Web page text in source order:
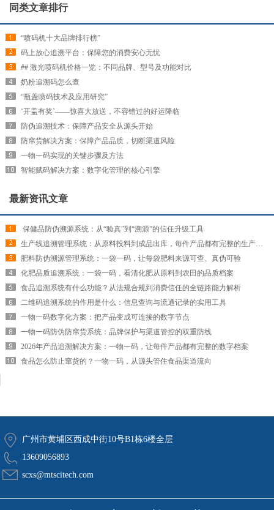
同类文章排行
“喷码机十大品牌排行榜”
码上放心追溯平台：保障您的消费安心无忧
## 激光喷码机价格一览：不同品牌、型号及功能对比
奶粉追溯码怎么查
“瓶盖喷码技术及应用研究”
‘开盖有奖’——惊喜大放送，不容错过的好运降临
防伪追溯技术：保障产品安全从源头开始
防窜货解决方案：保障产品品质，切断渠道风险
一物一码实现的关键步骤及方法
智能赋码解决方案：数字化管理的核心引擎
最新资讯文章
​ 保健品防伪溯源系统：从“验真”到“溯源”的信任升级工具
生产线追溯管理系统：从原料投料到成品出库，每件产品都有完整的生产履历
肥料防伪溯源管理系统：一袋一码，让每袋肥料来源可查、真伪可验
化肥品质追溯系统：一袋一码，看清化肥从原料到农田的品质档案
食品追溯系统有什么功能？从法规合规到消费信任的全链路能力解析
二维码追溯系统的作用是什么：信息查询与流通记录的实用工具
一物一码数字化方案：把产品变成可连接的数字节点
一物一码防伪防窜货系统：品牌保护与渠道管控的双重防线
2026年产品追溯解决方案：一物一码，让每件产品都有完整的数字档案
食品怎么防止窜货的？一物一码，从源头管住食品渠道流向
广州市黄埔区西成中街10号B1栋6楼全层
13609056893
scxs@mtscitech.com